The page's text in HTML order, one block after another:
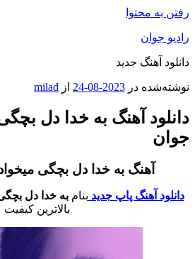
رفتن به محتوا
رادیو جوان
دانلود آهنگ جدید
نوشته‌شده در 2023-08-24 از milad
دانلود آهنگ به خدا دل
جوان
آهنگ به خدا دل بچگی
دانلود آهنگ پاپ جدید بنامبه خدا دل
بالاترین کیفیت